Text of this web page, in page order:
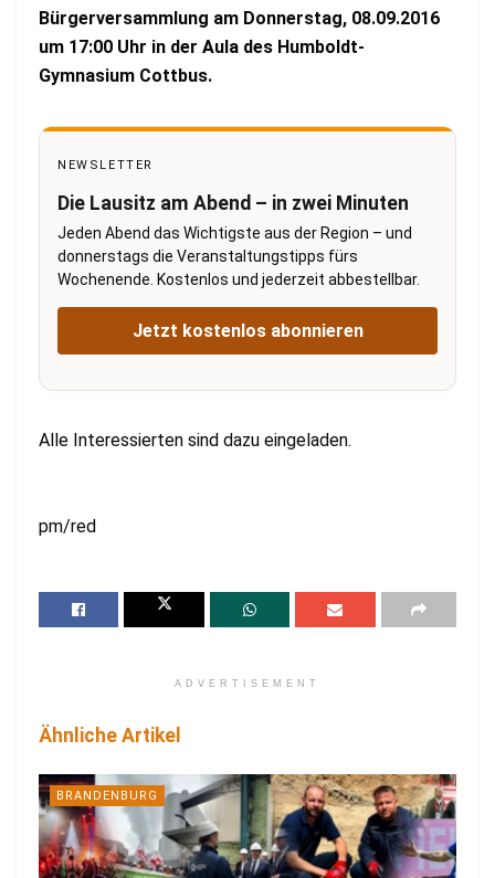
Bürgerversammlung am Donnerstag, 08.09.2016
um 17:00 Uhr in der Aula des Humboldt-
Gymnasium Cottbus.
NEWSLETTER
Die Lausitz am Abend – in zwei Minuten
Jeden Abend das Wichtigste aus der Region – und
donnerstags die Veranstaltungstipps fürs
Wochenende. Kostenlos und jederzeit abbestellbar.
Jetzt kostenlos abonnieren
Alle Interessierten sind dazu eingeladen.
pm/red
ADVERTISEMENT
Ähnliche Artikel
BRANDENBURG